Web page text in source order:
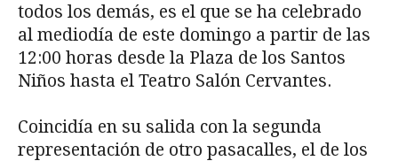
todos los demás, es el que se ha celebrado
al mediodía de este domingo a partir de las
12:00 horas desde la Plaza de los Santos
Niños hasta el Teatro Salón Cervantes.
Coincidía en su salida con la segunda
representación de otro pasacalles, el de los